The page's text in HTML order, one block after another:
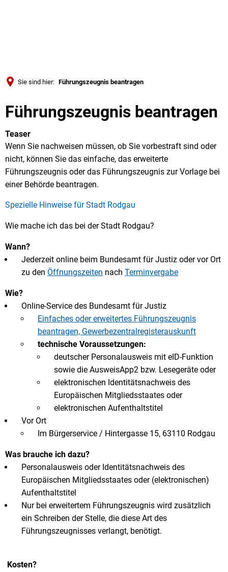
Български
Deutsch MENÜ
Sie sind hier: Führungszeugnis beantragen
Führungszeugnis beantragen
Teaser
Wenn Sie nachweisen müssen, ob Sie vorbestraft sind oder
nicht, können Sie das einfache, das erweiterte
Führungszeugnis oder das Führungszeugnis zur Vorlage bei
einer Behörde beantragen.
Spezielle Hinweise für Stadt Rodgau
Wie mache ich das bei der Stadt Rodgau?
Wann?
Jederzeit online beim Bundesamt für Justiz oder vor Ort
zu den Öffnungszeiten nach Terminvergabe
Wie?
Online-Service des Bundesamt für Justiz
Einfaches oder erweitertes Führungszeugnis
beantragen, Gewerbezentralregisterauskunft
technische Voraussetzungen:
deutscher Personalausweis mit eID-Funktion
sowie die AusweisApp2 bzw. Lesegeräte oder
elektronischen Identitätsnachweis des
Europäischen Mitgliedsstaates oder
elektronischen Aufenthaltstitel
Vor Ort
Im Bürgerservice / Hintergasse 15, 63110 Rodgau
Was brauche ich dazu?
Personalausweis oder Identitätsnachweis des
Europäischen Mitgliedsstaates oder (elektronischen)
Aufenthaltstitel
Nur bei erweitertem Führungszeugnis wird zusätzlich
ein Schreiben der Stelle, die diese Art des
Führungszeugnisses verlangt, benötigt.
Kosten?